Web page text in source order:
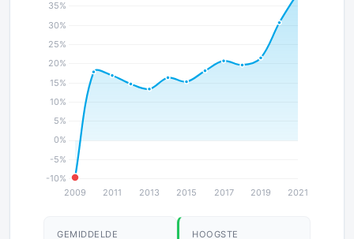
GEMIDDELDE HOOGSTE